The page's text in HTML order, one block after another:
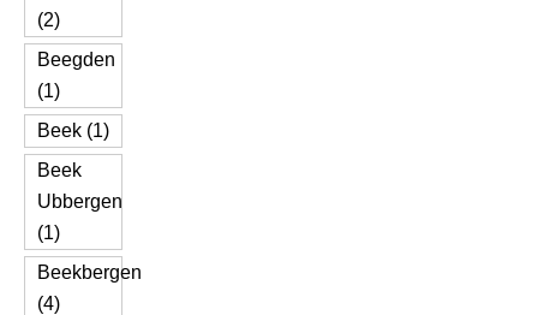
(2)
Beegden
(1)
Beek (1)
Beek
Ubbergen
(1)
Beekbergen
(4)